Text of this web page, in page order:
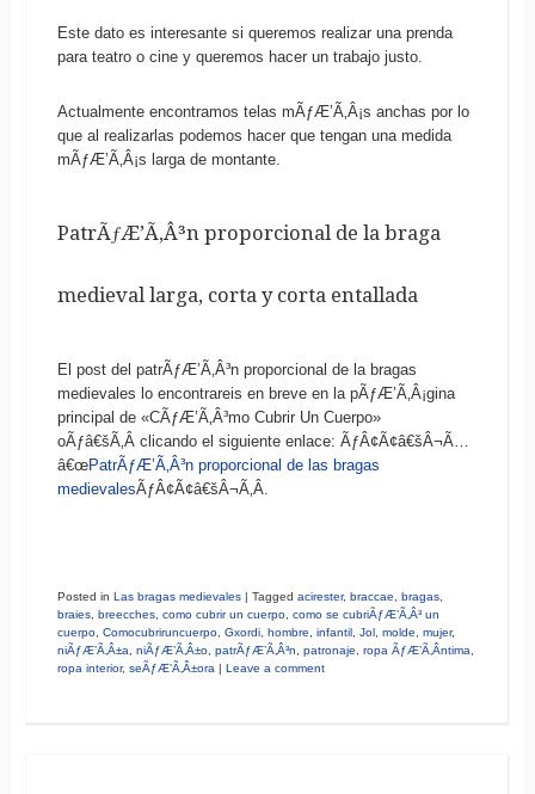
Este dato es interesante si queremos realizar una prenda
para teatro o cine y queremos hacer un trabajo justo.
Actualmente encontramos telas mÃƒÆ’Ã‚Â¡s anchas por lo
que al realizarlas podemos hacer que tengan una medida
mÃƒÆ’Ã‚Â¡s larga de montante.
PatrÃƒÆ’Ã‚Â³n proporcional de la braga
medieval larga, corta y corta entallada
El post del patrÃƒÆ’Ã‚Â³n proporcional de la bragas
medievales lo encontrareis en breve en la pÃƒÆ’Ã‚Â¡gina
principal de «CÃƒÆ’Ã‚Â³mo Cubrir Un Cuerpo»
oÃƒâ€šÃ‚Â clicando el siguiente enlace: ÃƒÂ¢Ã¢â€šÂ¬Ã…
â€œPatrÃƒÆ’Ã‚Â³n proporcional de las bragas
medievalesÃƒÂ¢Ã¢â€šÂ¬Ã‚Â.
Posted in Las bragas medievales | Tagged acirester, braccae, bragas,
braies, breecches, como cubrir un cuerpo, como se cubriÃƒÆ’Ã‚Â³ un
cuerpo, Comocubriruncuerpo, Gxordi, hombre, infantil, Jol, molde, mujer,
niÃƒÆ’Ã‚Â±a, niÃƒÆ’Ã‚Â±o, patrÃƒÆ’Ã‚Â³n, patronaje, ropa ÃƒÆ’Ã‚Â­ntima,
ropa interior, seÃƒÆ’Ã‚Â±ora | Leave a comment